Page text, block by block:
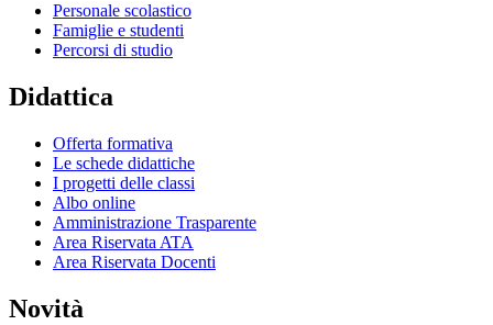
Personale scolastico
Famiglie e studenti
Percorsi di studio
Didattica
Offerta formativa
Le schede didattiche
I progetti delle classi
Albo online
Amministrazione Trasparente
Area Riservata ATA
Area Riservata Docenti
Novità